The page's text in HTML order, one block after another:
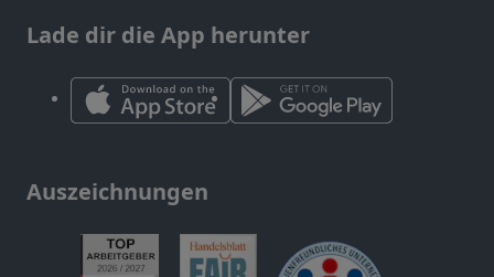
Lade dir die App herunter
Auszeichnungen